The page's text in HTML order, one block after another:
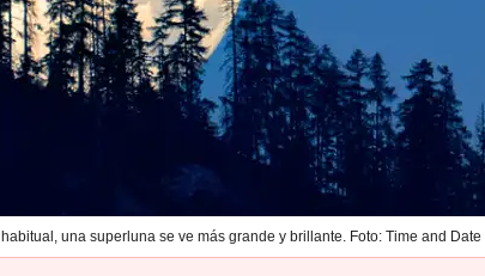
una superluna se ve más grande y brillante. Foto: Time and Date